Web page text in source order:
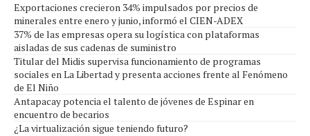
Exportaciones crecieron 34% impulsados por precios de
minerales entre enero y junio, informó el CIEN-ADEX
37% de las empresas opera su logística con plataformas
aisladas de sus cadenas de suministro
Titular del Midis supervisa funcionamiento de programas
sociales en La Libertad y presenta acciones frente al Fenómeno
de El Niño
Antapacay potencia el talento de jóvenes de Espinar en
encuentro de becarios
¿La virtualización sigue teniendo futuro?